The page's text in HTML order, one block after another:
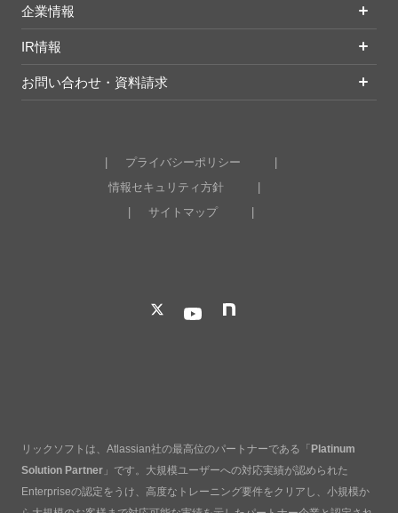
企業情報
IR情報
お問い合わせ・資料請求
プライバシーポリシー
情報セキュリティ方針
サイトマップ
リックソフトは、Atlassian社の最高位のパートナーである「Platinum
Solution Partner 」です。大規模ユーザーへの対応実績が認められた
Enterpriseの認定をうけ、高度なトレーニング要件をクリアし、小規模か